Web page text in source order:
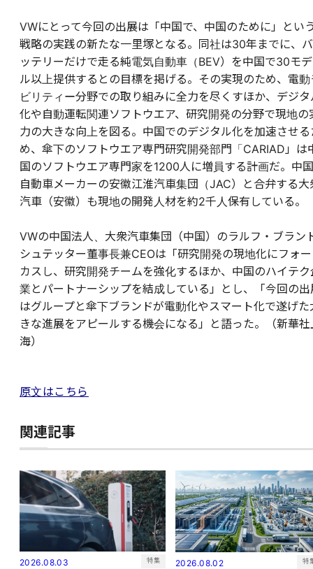
VWにとって今回の出展は「中国で、中国のために」とい
戦略の実践の新たな一里塚となる。同社は30年までに、バ
ッテリーだけで走る純電気自動車（BEV）を中国で30モデ
ル以上提供するとの目標を掲げる。その実現のため、電動
ビリティー分野での取り組みに全力を尽くすほか、デジタ
化や自動運転関連ソフトウエア、研究開発の分野で現地の
力の大きな向上を図る。中国でのデジタル化を加速させる
め、傘下のソフトウエア専門研究開発部門「CARIAD」は
国のソフトウエア専門家を1200人に増員する計画だ。中国
自動車メーカーの安徽江淮汽車集団（JAC）と合弁する大
汽車（安徽）も現地の開発人材を約2千人保有している。
VWの中国法人、大衆汽車集団（中国）のラルフ・ブラン
シュテッター董事長兼CEOは「研究開発の現地化にフォー
カスし、研究開発チームを強化するほか、中国のハイテク
業とパートナーシップを結成している」とし、「今回の出
はグループと傘下ブランドが電動化やスマート化で遂げた
きな進展をアピールする機会になる」と語った。（新華社
海）
原文はこちら
関連記事
2026.08.03 特集 2026.08.02 特